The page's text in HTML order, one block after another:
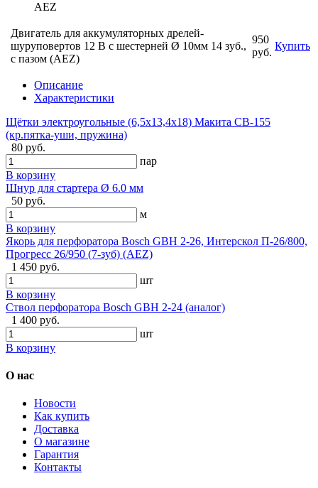
AEZ
Двигатель для аккумуляторных дрелей-
шуруповертов 12 В с шестерней Ø 10мм 14 зуб.,
с пазом (AEZ)
950
руб.
Купить
Описание
Характеристики
Щётки электроугольные (6,5х13,4х18) Макита CB-155
(кр.пятка-уши, пружина)
80 руб.
пар
В корзину
Шнур для стартера Ø 6.0 мм
50 руб.
м
В корзину
Якорь для перфоратора Bosch GBH 2-26, Интерскол П-26/800,
Прогресс 26/950 (7-зуб) (AEZ)
1 450 руб.
шт
В корзину
Ствол перфоратора Bosch GBH 2-24 (аналог)
1 400 руб.
шт
В корзину
О нас
Новости
Как купить
Доставка
О магазине
Гарантия
Контакты